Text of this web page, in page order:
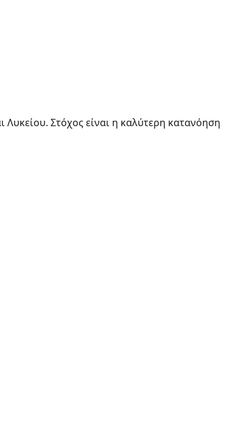
Στόχος είναι η καλύτερη κατανόηση